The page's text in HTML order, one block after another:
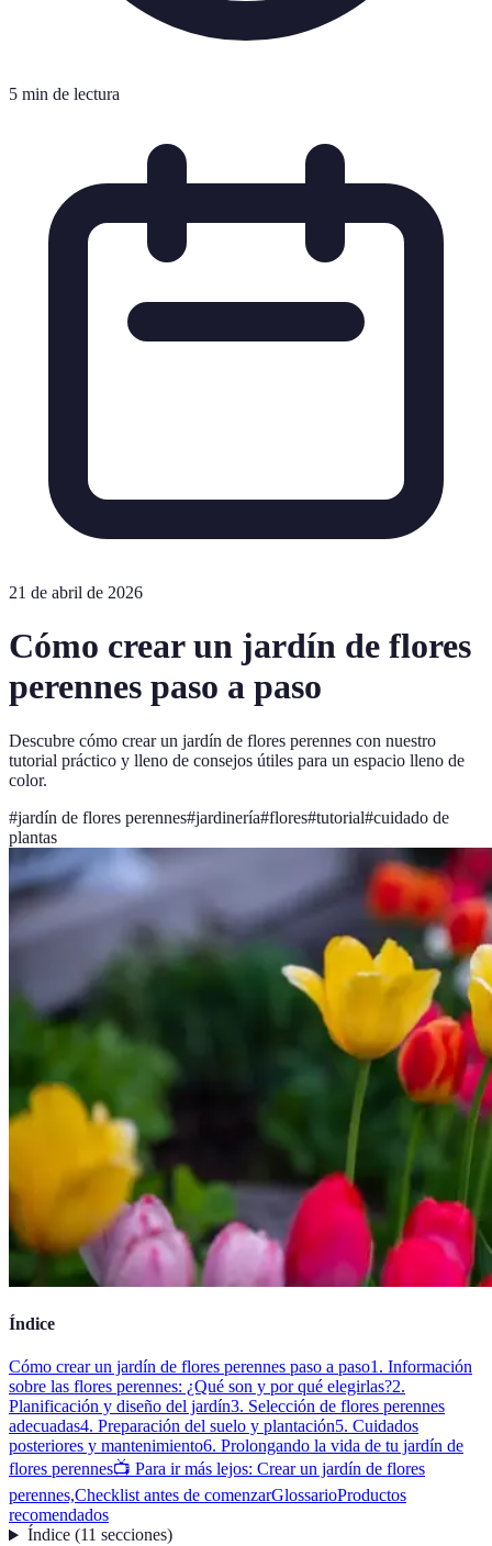
5 min de lectura
21 de abril de 2026
Cómo crear un jardín de flores
perennes paso a paso
Descubre cómo crear un jardín de flores perennes con nuestro
tutorial práctico y lleno de consejos útiles para un espacio lleno de
color.
#jardín de flores perennes#jardinería#flores#tutorial#cuidado de
plantas
Índice
Cómo crear un jardín de flores perennes paso a paso1. Información
sobre las flores perennes: ¿Qué son y por qué elegirlas?2.
Planificación y diseño del jardín3. Selección de flores perennes
adecuadas4. Preparación del suelo y plantación5. Cuidados
posteriores y mantenimiento6. Prolongando la vida de tu jardín de
flores perennes📺 Para ir más lejos: Crear un jardín de flores
perennes,Checklist antes de comenzarGlossarioProductos
recomendados
Índice(11 secciones)